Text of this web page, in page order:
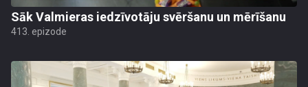
Sāk Valmieras iedzīvotāju svēršanu un mērīšanu
413. epizode